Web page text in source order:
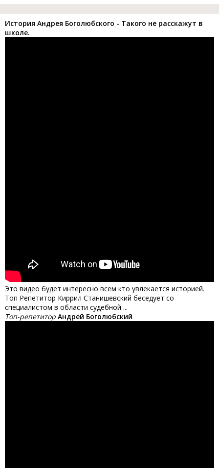
История Андрея Боголюбского - Такого не расскажут в
школе.
Это видео будет интересно всем кто увлекается историей.
Топ Репетитор Киррил Станишевский беседует со
специалистом в области судебной ...
Топ-репетитор Андрей Боголюбский